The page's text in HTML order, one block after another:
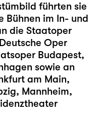
führten sie
Bühnen im In- und
die Staatoper
Oper
Budapest,
sowie an
am Main,
Mannheim,